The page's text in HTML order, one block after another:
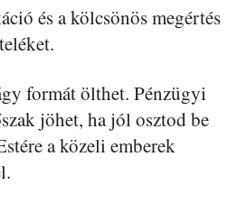
és a kölcsönös megértés
formát ölthet. Pénzügyi
jöhet, ha jól osztod be
a közeli emberek